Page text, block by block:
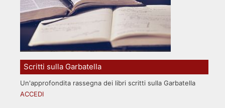
Scritti sulla Garbatella
Un'approfondita rassegna dei libri scritti sulla Garbatella
ACCEDI